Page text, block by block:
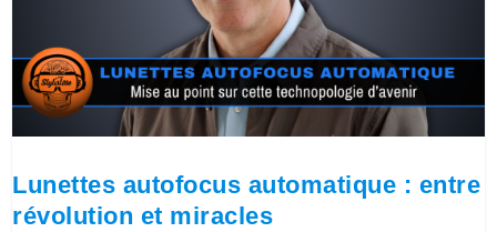
Lunettes autofocus automatique : entre
révolution et miracles